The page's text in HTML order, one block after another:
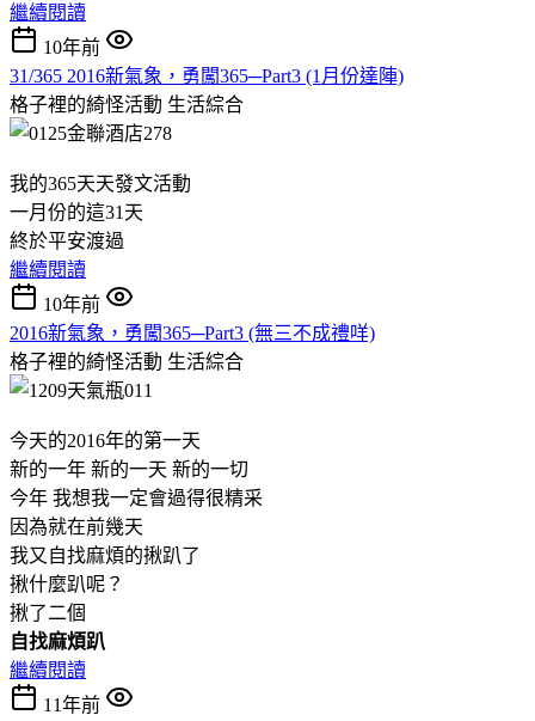
繼續閱讀
10年前
31/365 2016新氣象，勇闖365─Part3 (1月份達陣)
格子裡的綺怪活動 生活綜合
我的365天天發文活動
一月份的這31天
終於平安渡過
繼續閱讀
10年前
2016新氣象，勇闖365─Part3 (無三不成禮咩)
格子裡的綺怪活動 生活綜合
今天的2016年的第一天
新的一年 新的一天 新的一切
今年 我想我一定會過得很精采
因為就在前幾天
我又自找麻煩的揪趴了
揪什麼趴呢？
揪了二個
自找麻煩趴
繼續閱讀
11年前